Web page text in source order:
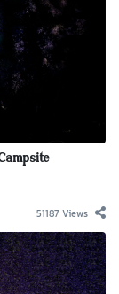
51187 Views